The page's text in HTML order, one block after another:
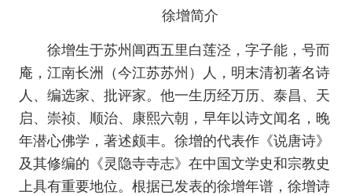
徐增简介
徐增生于苏州阊西五里白莲泾，字子能，号而
庵，江南长洲（今江苏苏州）人，明末清初著名诗
人、编选家、批评家。他一生历经万历、泰昌、天
启、崇祯、顺治、康熙六朝，早年以诗文闻名，晚
年潜心佛学，著述颇丰。徐增的代表作《说唐诗》
及其修编的《灵隐寺寺志》在中国文学史和宗教史
上具有重要地位。根据已发表的徐增年谱，徐增诗